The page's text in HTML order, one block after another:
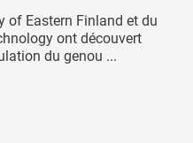
of Eastern Finland et du
ont découvert
du genou ...